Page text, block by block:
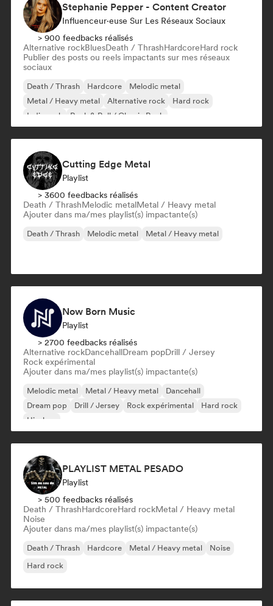
Stephanie Pepper - Content Creator
Influenceur·euse Sur Les Réseaux Sociaux
> 900 feedbacks réalisés
Alternative rockBluesDeath / ThrashHardcoreHard rock
Publier des posts ou reels impactants sur mes réseaux
sociaux
Death / Thrash Hardcore
Melodic metal
Metal / Heavy metal
Alternative rock
Hard rock
Indie rock
Rock & Roll / Classic Rock
Cutting Edge Metal
Playlist
> 3600 feedbacks réalisés
Death / ThrashMelodic metalMetal / Heavy metal
Ajouter dans ma/mes playlist(s) impactante(s)
Death / Thrash Melodic metal Metal / Heavy metal
Now Born Music
Playlist
> 2700 feedbacks réalisés
Alternative rockDancehallDream popDrill / Jersey
Rock expérimental
Ajouter dans ma/mes playlist(s) impactante(s)
Melodic metal Metal / Heavy metal
Dancehall
Dream pop
Drill / Jersey Rock expérimental
Hard rock
Hip-hop
PLAYLIST METAL PESADO
Playlist
> 500 feedbacks réalisés
Death / ThrashHardcoreHard rockMetal / Heavy metal
Noise
Ajouter dans ma/mes playlist(s) impactante(s)
Death / Thrash Hardcore Metal / Heavy metal
Noise
Hard rock